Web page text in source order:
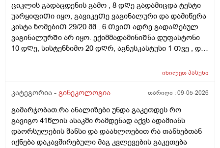
ციკლის გადაცდენის გამო , 8 დᲦე გადამიცდა ტესტი
უარყიფიᲗი იყო, გავიკეᲗე ვაგინალური და დამიწერა
კისტა ზომებიᲗ 29/20 მმ . 6 ᲗვიᲗ ადრე გადაᲦებულ
ვაგინალურᲨი არ იყო. ექიმმადამინიᲨნა დუფასტონი
10 დᲦე, სისტენზიმო 20 დᲦრ, აგნუსკასტუსი 1 Თვე , და
რამდენადსაყურადᲦებოა და Თუ დაეხმარება ეს
იხილეთპასუხი
კატეგორია - გინეკოლოგია თარიღი :09-05-2026
გამარჯობათ.რა ანალიზები უნდა გაკეთდეს რო
გავიგო 41წლის ასაკში რამდენად აქვს ადამიანს
დაორსულების შანსი და დაახლოებით რა თანხებთან
იქნება დაკავშირებული მაგ კვლევების გაკეთება